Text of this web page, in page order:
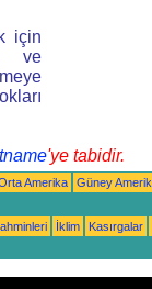
için
ve
'ye tabidir.
Amerika
Güney
İklim
Kasırgalar